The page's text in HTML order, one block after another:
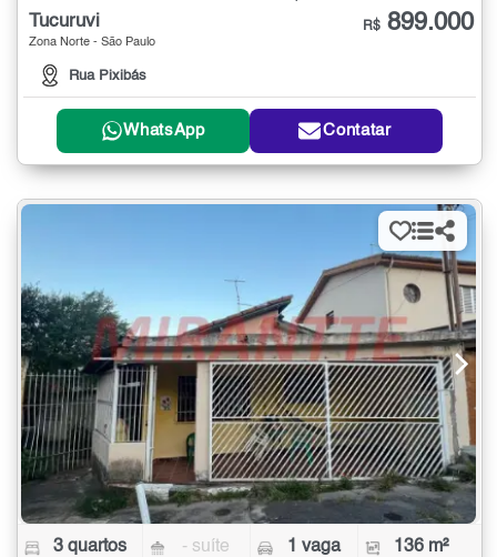
Tucuruvi
Zona Norte - São Paulo
Rua Pixibás
R$ 899.000
WhatsApp Contatar
3 quartos - suíte 1 vaga 136 m²